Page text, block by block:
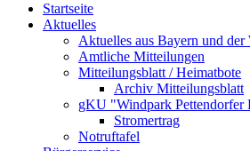
Startseite
Aktuelles
Aktuelles aus Bayern und der
Amtliche Mitteilungen
Mitteilungsblatt / Heimatbote
Archiv Mitteilungsblatt
gKU "Windpark Pettendorfer
Stromertrag
Notruftafel